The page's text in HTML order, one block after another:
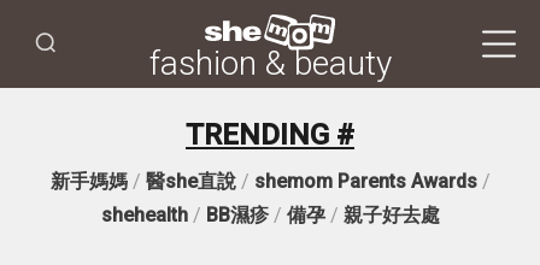
fashion & beauty
TRENDING #
新手媽媽/ 醫she直說/ shemom Parents Awards/
shehealth/ BB濕疹/ 備孕/ 親子好去處